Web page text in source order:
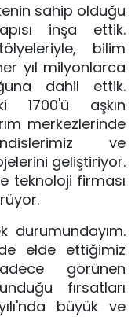
sahip olduğu
inşa ettik.
bilim
yıl milyonlarca
dahil ettik.
1700'ü aşkın
merkezlerinde
ve
geliştiriyor.
teknoloji firması
elde ettiğimiz
görünen
fırsatları
büyük ve